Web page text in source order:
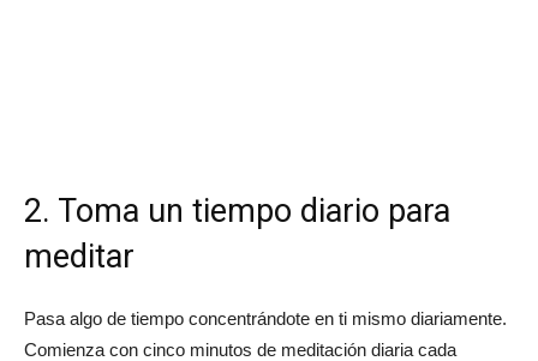
2. Toma un tiempo diario para
meditar
Pasa algo de tiempo concentrándote en ti mismo diariamente.
Comienza con cinco minutos de meditación diaria cada